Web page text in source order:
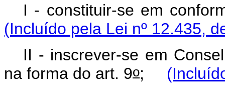
I - constituir-se em
(Incluído pela Lei nº 12.435,
II - inscrever-se em
na forma do art. 9o;